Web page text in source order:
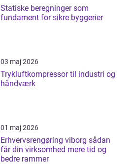
Statiske beregninger som
fundament for sikre byggerier
03 maj 2026
Trykluftkompressor til industri og
håndværk
01 maj 2026
Erhvervsrengøring viborg sådan
får din virksomhed mere tid og
bedre rammer